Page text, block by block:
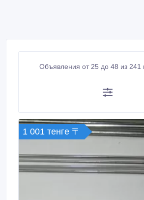
Объявления от 25 до 48 из 241
1 001 тенге 〒